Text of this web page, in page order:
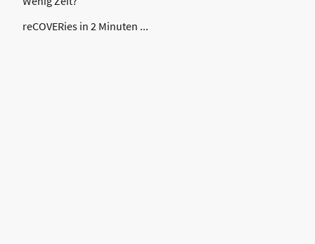
reCOVERies in 2 Minuten ...